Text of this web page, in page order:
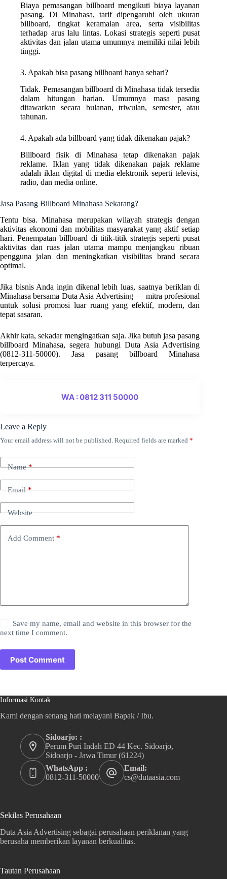
Biaya pemasangan billboard mengikuti biaya layanan
pasang. Di Minahasa, tarif dipengaruhi oleh ukuran
billboard, tingkat keramaian area, serta visibilitas
terhadap arus lalu lintas. Lokasi strategis seperti pusat
aktivitas dan jalan utama umumnya memiliki nilai lebih
tinggi.
3. Apakah bisa pasang billboard hanya sehari?
Tidak. Pemasangan billboard di Minahasa tidak tersedia
dalam hitungan harian. Umumnya masa pasang
ditawarkan secara bulanan, triwulan, semester, atau
tahunan.
4. Apakah ada billboard yang tidak dikenakan pajak?
Billboard fisik di Minahasa tetap dikenakan pajak
reklame. Iklan yang tidak dikenakan pajak reklame
adalah iklan digital di media elektronik seperti televisi,
radio, dan media online.
Jasa Pasang Billboard Minahasa Sekarang?
Tentu bisa. Minahasa merupakan wilayah strategis dengan
aktivitas ekonomi dan mobilitas masyarakat yang aktif setiap
hari. Penempatan billboard di titik-titik strategis seperti pusat
aktivitas dan ruas jalan utama mampu menjangkau ribuan
pengguna jalan dan meningkatkan visibilitas brand secara
optimal.
Jika bisnis Anda ingin dikenal lebih luas, saatnya beriklan di
Minahasa bersama Duta Asia Advertising — mitra profesional
untuk solusi promosi luar ruang yang efektif, modern, dan
tepat sasaran.
Akhir kata, sekadar mengingatkan saja. Jika butuh jasa pasang
billboard Minahasa, segera hubungi Duta Asia Advertising
(0812-311-50000). Jasa pasang billboard Minahasa
terpercaya.
WA : 0812 311 50000
Leave a Reply
Your email address will not be published. Required fields are marked *
Name*
Email*
Website
Add Comment *
Save my name, email and website in this browser for the
next time I comment.
Post Comment
Informasi Kontak
Kami dengan senang hati melayani Bapak / Ibu.
Sidoarjo: :
Perum Puri Indah ED 44 Kec. Sidoarjo,
Sidoarjo - Jawa Timur (61224)
WhatsApp :
0812-311-50000
Email:
cs@dutaasia.com
Sekilas Perusahaan
Duta Asia Advertising sebagai perusahaan periklanan yang
berusaha memberikan layanan berkualitas.
Tautan Perusahaan